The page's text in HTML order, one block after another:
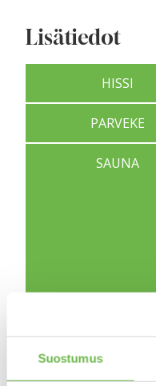
Suostumus
Lisätiedot
HISSI
PARVEKE
SAUNA
ASUNNON